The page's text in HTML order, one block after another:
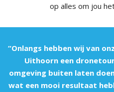
op alles om jou
“Onlangs hebben wij van
Uithoorn een
omgeving buiten laten
wat een mooi resultaat